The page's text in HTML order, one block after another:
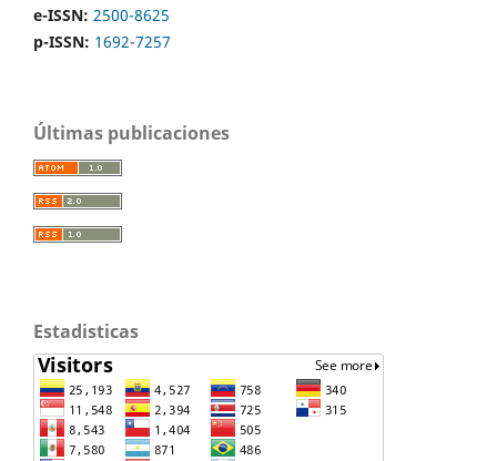
e-ISSN: 2500-8625
p-ISSN: 1692-7257
Últimas publicaciones
Estadisticas